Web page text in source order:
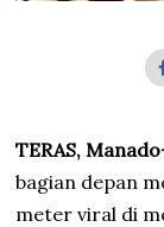
TERAS,
bagian depan
meter viral di